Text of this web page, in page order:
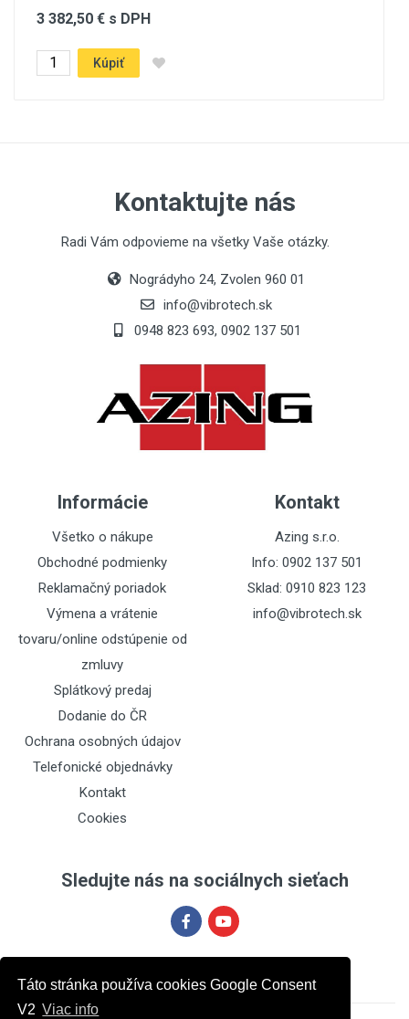
Táto stránka používa cookies Google Consent
V2 Viac info
3 382,50 € s DPH
Kúpiť
Kontaktujte nás
Radi Vám odpovieme na všetky Vaše otázky.
Nográdyho 24, Zvolen 960 01
info@vibrotech.sk
0948 823 693, 0902 137 501
Informácie
Všetko o nákupe
Obchodné podmienky
Reklamačný poriadok
Výmena a vrátenie
tovaru/online odstúpenie od
zmluvy
Splátkový predaj
Dodanie do ČR
Ochrana osobných údajov
Telefonické objednávky
Kontakt
Cookies
Kontakt
Azing s.r.o.
Info: 0902 137 501
Sklad: 0910 823 123
info@vibrotech.sk
Sledujte nás na sociálnych sieťach